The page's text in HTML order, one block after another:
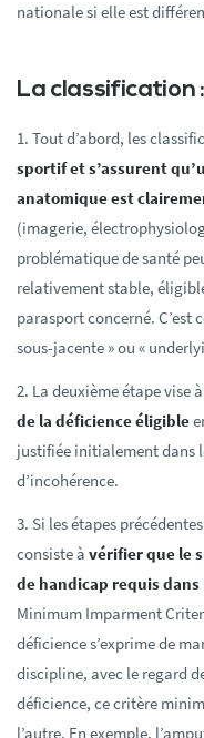
nationale si elle est
La classification
1. Tout d’abord, les
sportif et s’assurent
anatomique est
(imagerie,
problématique de santé
relativement stable,
parasport concerné. C’est
sous-jacente » ou «
2. La deuxième étape vise à
de la déficience éligible
justifiée initialement dans
d’incohérence.
3. Si les étapes
consiste à vérifier que le
de handicap requis
Minimum Imparment
déficience s’exprime de
discipline, avec le regard
déficience, ce critère
l’autre. En exemple,